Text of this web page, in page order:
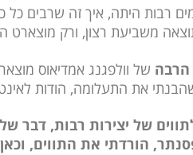
היתה, איך זה שרבים כל כך
משביעת רצון, ורק מוצארט
הרבה של וולפגנג אמדיאוס
את התעלומה, הודות
של יצירות רבות, דבר
הורדתי את התווים,